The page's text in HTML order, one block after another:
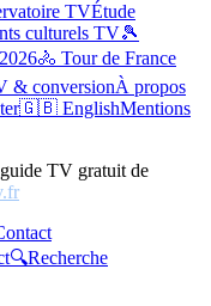
TVÉtude
culturels TV🎾
🚴 Tour de France
& conversionÀ propos
🇬🇧 EnglishMentions
TV gratuit de
🔍Recherche